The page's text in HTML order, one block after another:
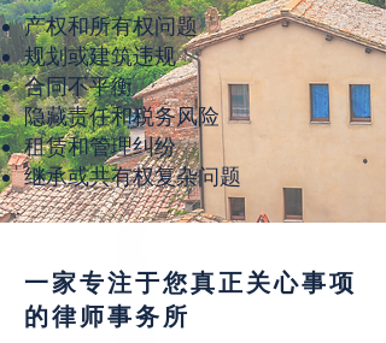
产权和所有权问题
规划或建筑违规
合同不平衡
隐藏责任和税务风险
租赁和管理纠纷
继承或共有权复杂问题
一家专注于您真正关心事项
的律师事务所